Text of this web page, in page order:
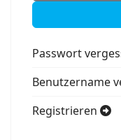
Passwort
Benutzername
Registrieren